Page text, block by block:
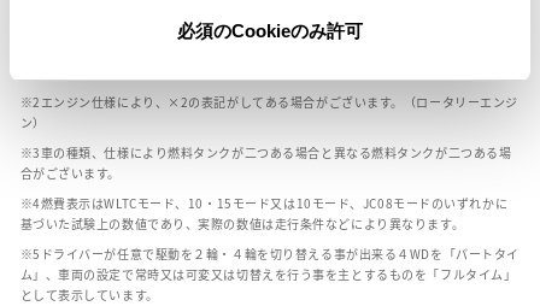
必須のCookieのみ許可
エンジン仕様により、×2の表記がしてある場合がございます。（ロータリーエンジ
ン）
車の種類、仕様により燃料タンクが二つある場合と異なる燃料タンクが二つある場
合がございます。
燃費表示はWLTCモード、10・15モード又は10モード、JC08モードのいずれかに
基づいた試験上の数値であり、実際の数値は走行条件などにより異なります。
ドライバーが任意で駆動を２輪・４輪を切り替える事が出来る４WDを「パートタイ
ム」、車両の設定で常時又は可変又は切替えを行う事を主とするものを「フルタイム」
として表示しています。